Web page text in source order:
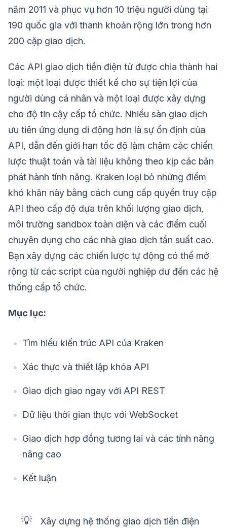
năm 2011 và phục vụ hơn 10 triệu người dùng tại
190 quốc gia với thanh khoản rộng lớn trong hơn
200 cặp giao dịch.
Các API giao dịch tiền điện tử được chia thành hai
loại: một loại được thiết kế cho sự tiện lợi của
người dùng cá nhân và một loại được xây dựng
cho độ tin cậy cấp tổ chức. Nhiều sàn giao dịch
ưu tiên ứng dụng di động hơn là sự ổn định của
API, dẫn đến giới hạn tốc độ làm chậm các chiến
lược thuật toán và tài liệu không theo kịp các bản
phát hành tính năng. Kraken loại bỏ những điểm
khó khăn này bằng cách cung cấp quyền truy cập
API theo cấp độ dựa trên khối lượng giao dịch,
môi trường sandbox toàn diện và các điểm cuối
chuyên dụng cho các nhà giao dịch tần suất cao.
Bạn xây dựng các chiến lược tự động có thể mở
rộng từ các script của người nghiệp dư đến các hệ
thống cấp tổ chức.
Mục lục:
Tìm hiểu kiến trúc API của Kraken
Xác thực và thiết lập khóa API
Giao dịch giao ngay với API REST
Dữ liệu thời gian thực với WebSocket
Giao dịch hợp đồng tương lai và các tính năng
nâng cao
Kết luận
💡
Xây dựng hệ thống giao dịch tiền điện